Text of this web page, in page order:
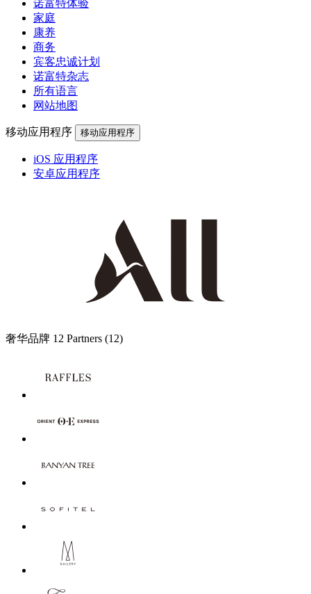
诺富特体验
家庭
康养
商务
宾客忠诚计划
诺富特杂志
所有语言
网站地图
移动应用程序 移动应用程序
iOS 应用程序
安卓应用程序
奢华品牌 12 Partners (12)